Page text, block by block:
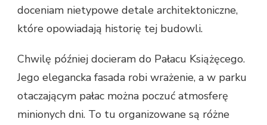
doceniam nietypowe detale architektoniczne,
które opowiadają historię tej budowli.
Chwilę później docieram do Pałacu Książęcego.
Jego elegancka fasada robi wrażenie, a w parku
otaczającym pałac można poczuć atmosferę
minionych dni. To tu organizowane są różne